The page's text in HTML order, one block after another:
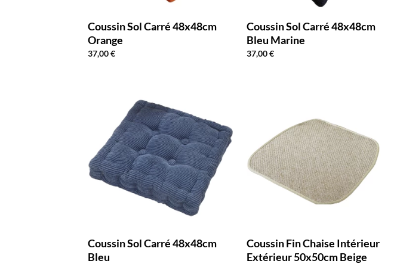
Coussin Sol Carré 48x48cm
Orange
37,00€
Coussin Sol Carré 48x48cm
Bleu Marine
37,00€
Coussin Sol Carré 48x48cm
Bleu
Coussin Fin Chaise Intérieur
Extérieur 50x50cm Beige